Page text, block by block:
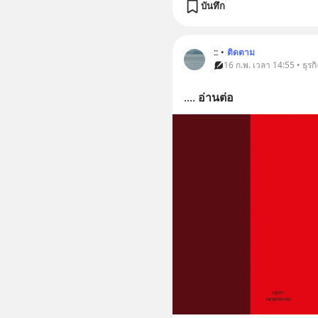
บันทึก
:: • ติดตาม
16 ก.พ. เวลา 14:55 • ธุร
.... อ่านต่อ